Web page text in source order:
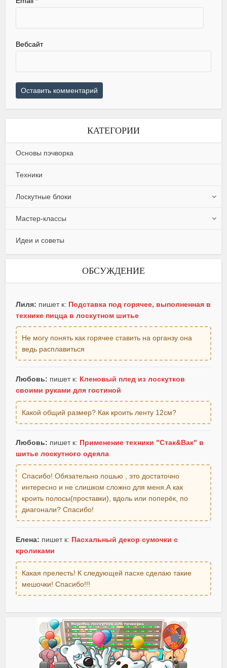
Вебсайт
КАТЕГОРИИ
Основы пэчворка
Техники
Лоскутные блоки
Мастер-классы
Идеи и советы
ОБСУЖДЕНИЕ
Лиля: пишет к: Подставка под горячее, выполненная в
технике пицца в лоскутном шитье
Не могу понять как горячее ставить на органзу она
ведь расплавиться
Любовь: пишет к: Кленовый плед из лоскутков
своими руками для гостиной
Какой общий размер? Как кроить ленту 12см?
Любовь: пишет к: Применение техники "Стак&Вак" в
шитье лоскутного одеяла
Спасибо! Обязательно пошью , это достаточно
интересно и не слишком сложно для меня.А как
кроить полосы(проставки), вдоль или поперёк, по
диагонали? Спасибо!
Елена: пишет к: Пасхальный декор сумочки с
кроликами
Какая прелесть! К следующей пасхе сделаю такие
мешочки! Спасибо!!!